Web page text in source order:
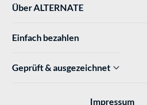
Über ALTERNATE
Einfach bezahlen
Geprüft & ausgezeichnet
Impressum